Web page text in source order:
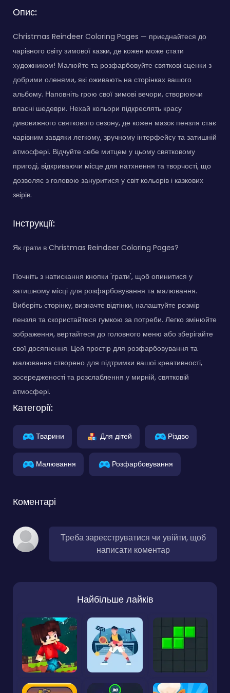
Опис:
Christmas Reindeer Coloring Pages — приєднайтеся до
чарівного світу зимової казки, де кожен може стати
художником! Малюйте та розфарбовуйте святкові сценки з
добрими оленями, які оживають на сторінках вашого
альбому. Наповніть грою свої зимові вечори, створюючи
власні шедеври. Нехай кольори підкреслять красу
дивовижного святкового сезону, де кожен мазок пензля стає
чарівним завдяки легкому, зручному інтерфейсу та затишній
атмосфері. Відчуйте себе митцем у цьому святковому
пригоді, відкриваючи місце для натхнення та творчості, що
дозволяє з головою зануритися у світ кольорів і казкових
звірів.
Інструкції:
Як грати в Christmas Reindeer Coloring Pages?
Почніть з натискання кнопки 'грати', щоб опинитися у
затишному місці для розфарбовування та малювання.
Виберіть сторінку, визначте відтінки, налаштуйте розмір
пензля та скористайтеся гумкою за потреби. Легко змінюйте
зображення, вертайтеся до головного меню або зберігайте
свої досягнення. Цей простір для розфарбовування та
малювання створено для підтримки вашої креативності,
зосередженості та розслаблення у мирній, святковій
атмосфері.
Категорії:
Тварини Для дітей Різдво
Малювання Розфарбовування
Коментарі
Треба зареєструватися чи увійти, щоб
написати коментар
Найбільше лайків